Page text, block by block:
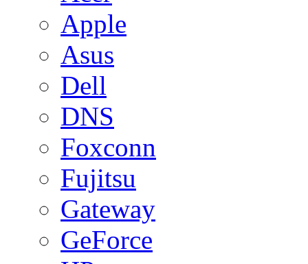
Apple
Asus
Dell
DNS
Foxconn
Fujitsu
Gateway
GeForce